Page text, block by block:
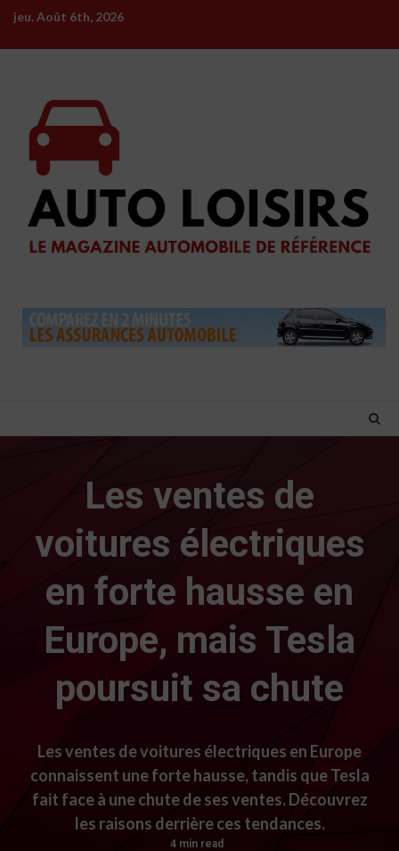
Skip
content
jeu. Août 6th, 2026
Les ventes de
voitures électriques
en forte hausse en
Europe, mais Tesla
poursuit sa chute
Les ventes de voitures électriques en Europe
connaissent une forte hausse, tandis que Tesla
fait face à une chute de ses ventes. Découvrez
les raisons derrière ces tendances.
4 min read